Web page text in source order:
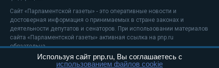
Сайт «Парламентской газеты» - это оперативные новости и
достоверная информация о принимаемых в стране законах и
деятельности депутатов и сенаторов. При использовании материалов
сайта «Парламентской газеты» активная ссылка на pnp.ru
обязательна.
На информационном ресурсе применяютсярекомендательные
Используя сайт pnp.ru, Вы соглашаетесь с
использованием файлов cookie